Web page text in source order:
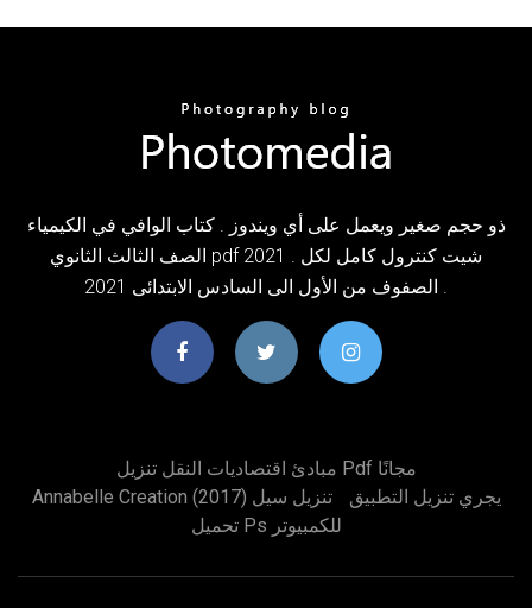
ذو حجم صغير ويعمل على أي ويندوز . كتاب الوافي في الكيمياء
الصف الثالث الثانوي pdf 2021 . شيت كنترول كامل لكل
مبادئ اقتصاديات النقل تنزيل Pdf مجانًا
Annabelle Creation (2017) تنزيل سيل
يجري تنزيل التطبيق
تحميل Ps للكمبيوتر